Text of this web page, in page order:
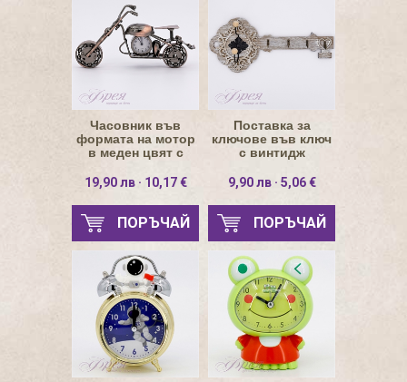
Часовник във
формата на мотор
в меден цвят с
19,90 лв · 10,17 €
ПОРЪЧАЙ
Поставка за
ключове във ключ
с винтидж
9,90 лв · 5,06 €
ПОРЪЧАЙ